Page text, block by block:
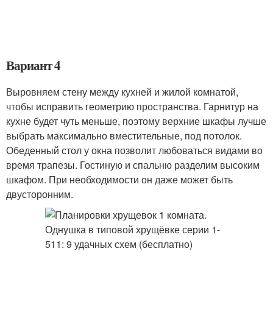
Вариант 4
Выровняем стену между кухней и жилой комнатой,
чтобы исправить геометрию пространства. Гарнитур на
кухне будет чуть меньше, поэтому верхние шкафы лучше
выбрать максимально вместительные, под потолок.
Обеденный стол у окна позволит любоваться видами во
время трапезы. Гостиную и спальню разделим высоким
шкафом. При необходимости он даже может быть
двусторонним.